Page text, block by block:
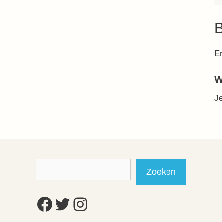
Zoeken
Facebook
Twitter
Instagram